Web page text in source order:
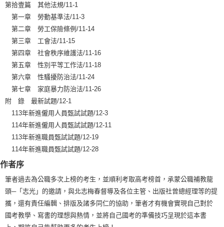
第拾壹篇 其他法規/11-1
第一章 勞動基準法/11-3
第二章 勞工保險條例/11-14
第三章 工會法/11-15
第四章 社會秩序維護法/11-16
第五章 性別平等工作法/11-18
第六章 性騷擾防治法/11-24
第七章 家庭暴力防治法/11-26
附 錄 最新試題/12-1
113年新進僱用人員甄試試題/12-3
114年新進僱用人員甄試試題/12-11
113年新進職員甄試試題/12-19
114年新進職員甄試試題/12-28
作者序
筆者過去為公職多次上榜的考生，並順利考取高考榜首，承蒙公職補教龍
頭─「志光」的邀請，與北志梅春督導及各位主管、出版社曾總經理等的提
攜，還有責任編輯、排版及諸多同仁的協助，筆者才有機會實現自己對於
國考教學、寫書的理想與熱情，並將自己國考的準備技巧呈現於這本書